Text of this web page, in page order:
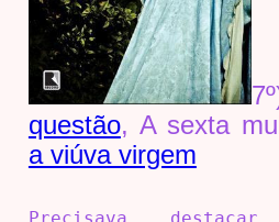
questão, A sexta
a viúva virgem
Precisava